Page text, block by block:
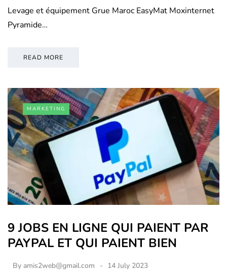
Levage et équipement Grue Maroc EasyMat Moxinternet
Pyramide…
READ MORE
MARKETING
9 JOBS EN LIGNE QUI PAIENT PAR
PAYPAL ET QUI PAIENT BIEN
By amis2web@gmail.com 14 July 2023